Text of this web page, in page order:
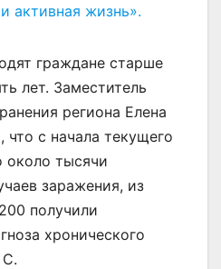
активная жизнь».
граждане старше
лет. Заместитель
региона Елена
с начала текущего
около тысячи
заражения, из
получили
хронического
С.